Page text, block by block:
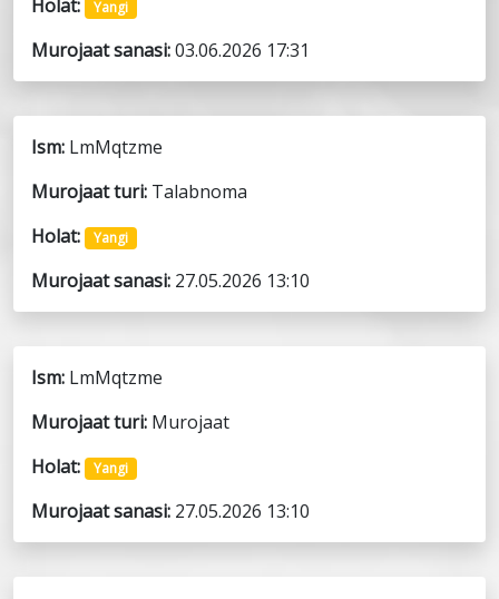
Holat:
Yangi
Murojaat sanasi:03.06.2026 17:31
Ism: LmMqtzme
Murojaat turi: Talabnoma
Holat:
Yangi
Murojaat sanasi: 27.05.2026 13:10
Ism: LmMqtzme
Murojaat turi: Murojaat
Holat:
Yangi
Murojaat sanasi: 27.05.2026 13:10